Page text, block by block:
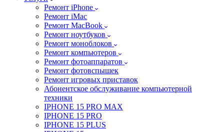
Ремонт iPhone
Ремонт iMac
Ремонт MacBook
Ремонт ноутбуков
Ремонт моноблоков
Ремонт компьютеров
Ремонт фотоаппаратов
Ремонт фотовспышек
Ремонт игровых приставок
Абонентское обслуживание компьютерной
техники
IPHONE 15 PRO MAX
IPHONE 15 PRO
IPHONE 15 PLUS